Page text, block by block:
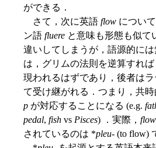
ができる．
さて，次に英語 flow につい
ン語 fluere と意味も形態も似て
違いしてしまうが，語源的に
は，グリムの法則を逆算すれ
現われるはずであり，後者は
て受け継がれる．つまり，共
p が対応することになる (e.g.
pedal, fish vs Pisces) ．実際， flow
されているのは *pleu- (to flow)